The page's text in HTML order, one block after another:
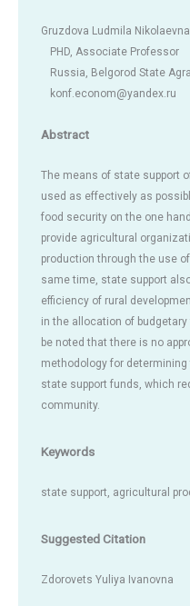
Gruzdova Ludmila Nikolaevna
PHD, Associate Professor
Russia, Belgorod State
konf.econom@yandex.ru
Abstract
The means of state support
used as effectively as
food security on the one
provide agricultural
production through the use
same time, state support
efficiency of rural
in the allocation of
be noted that there is no
methodology for
state support funds, which
community.
Keywords
state support, agricultural
Suggested Citation
Zdorovets Yuliya Ivanovna